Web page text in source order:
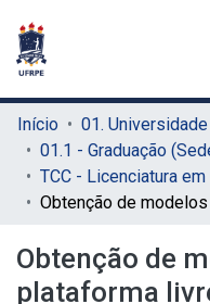
Início
01.1 - Graduação
Obtenção de
plataforma